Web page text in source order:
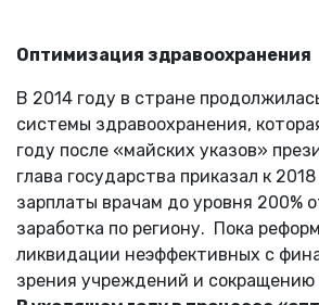
Оптимизация здравоохранения
В 2014 году в стране
системы здравоохранения,
году после «майских указов»
глава государства приказал к
зарплаты врачам до уровня 200%
заработка по региону. Пока
ликвидации неэффективных с
зрения учреждений и сокращению